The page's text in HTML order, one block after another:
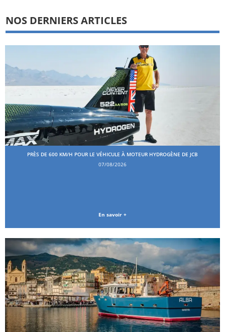
NOS DERNIERS ARTICLES
PRÈS DE 600 KM/H POUR LE VÉHICULE À MOTEUR HYDROGÈNE DE JCB
07/08/2026
En savoir +